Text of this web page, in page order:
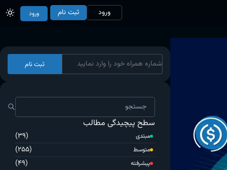
ورود ثبت نام ورود
ثبت نام
سطح پیچیدگی مطالب
مبتدی (39)
متوسط (255)
پیشرفته (49)